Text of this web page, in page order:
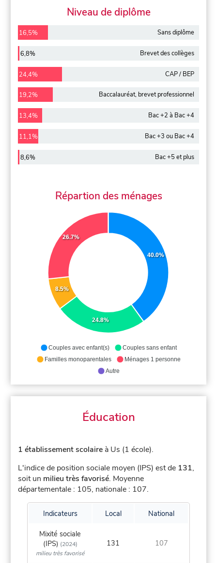
Niveau de diplôme
16,5% Sans diplôme
6,8% Brevet des collèges
24,4% CAP / BEP
19,2% Baccalauréat, brevet professionnel
13,4% Bac +2 à Bac +4
11,1% Bac +3 ou Bac +4
8,6% Bac +5 et plus
Répartion des ménages
40.0%
24.8%
8.5%
26.7%
Couples avec enfant(s)
Couples sans enfant
Familles monoparentales
Ménages 1 personne
Autre
Éducation
1 établissement scolaire à Us (1 école).
L'indice de position sociale moyen (IPS) est de 131,
soit un milieu très favorisé. Moyenne
départementale : 105, nationale : 107.
Indicateurs Local National
Mixité sociale
(IPS) (2024)
milieu très favorisé
131 107